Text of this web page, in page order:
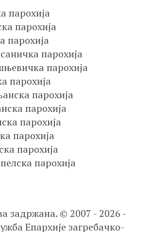
парохија
парохија
парохија
парохија
парохија
парохија
парохија
парохија
парохија
парохија
парохија
парохија
задржана. © 2007 - 2026 -
Епархије загребачко-